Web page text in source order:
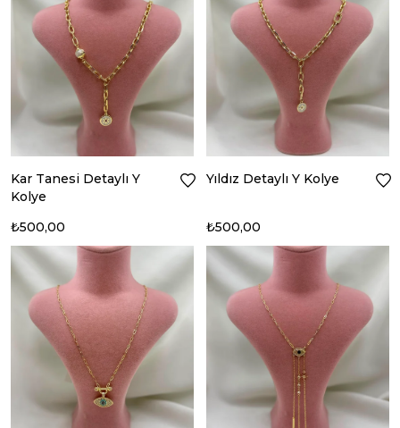
Kar Tanesi Detaylı Y
Kolye
₺500,00
Yıldız Detaylı Y Kolye
₺500,00